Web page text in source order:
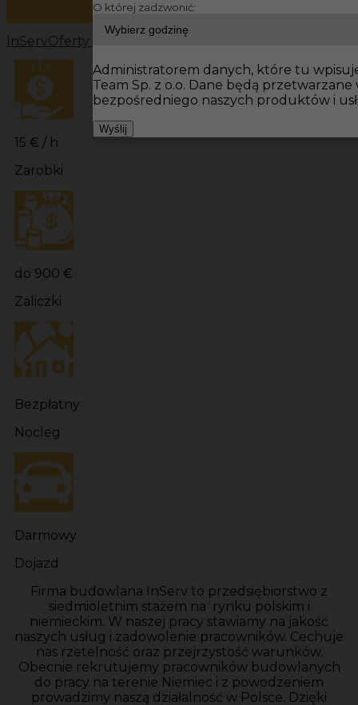
InServOferty pracy Prace budowlane Niemcy
15 € / h
Zarobki
do 900 €
Zaliczki
Bezpłatny
Nocleg
Darmowy
Dojazd
Firma budowlana InServ to przedsiębiorstwo z
siedmioletnim stażem na rynku polskim i
niemieckim. W naszej pracy stawiamy na jakość
naszych usług i zadowolenie pracowników. Cechuje
nas rzetelność oraz przejrzystość warunków.
Obecnie rekrutujemy pracowników budowlanych
do pracy na terenie Niemiec i z powodzeniem
prowadzimy naszą działalność w Polsce. Dzięki
O której zadzwonić:
Administratorem danych, które tu
Team Sp. z o.o. Dane będą
bezpośredniego naszych produktów i
Wyślij